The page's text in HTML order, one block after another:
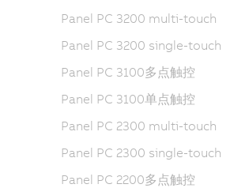
Panel PC 3200 multi-touch
Panel PC 3200 single-touch
Panel PC 3100多点触控
Panel PC 3100单点触控
Panel PC 2300 multi-touch
Panel PC 2300 single-touch
Panel PC 2200多点触控